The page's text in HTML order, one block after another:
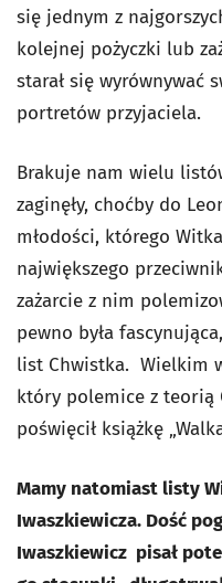
się jednym z
kolejnej pożyczki lub
starał się wyrównywać
portretów przyjaciela.
Brakuje nam wielu
zaginęły, choćby do
młodości, którego
największego
zażarcie z nim
pewno była
list Chwistka. Wielkim
który polemice z teorią
poświęcił książkę
Mamy natomiast listy
Iwaszkiewicza. Dość
Iwaszkiewicz pisał